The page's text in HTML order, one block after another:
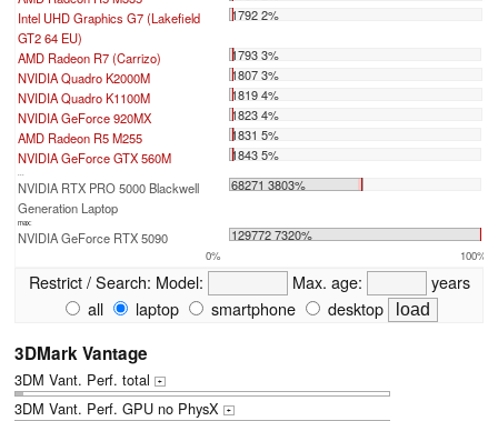
Intel UHD Graphics G7 (Lakefield
GT2 64 EU)
1792 2%
AMD Radeon R7 (Carrizo)
1793 3%
NVIDIA Quadro K2000M
1807 3%
NVIDIA Quadro K1100M
1819 4%
NVIDIA GeForce 920MX
1823 4%
AMD Radeon R5 M255
1831 5%
NVIDIA GeForce GTX 560M
1843 5%
...
NVIDIA RTX PRO 5000 Blackwell
Generation Laptop
68271 3803%
max:
NVIDIA GeForce RTX 5090 129772 7320%
0% 100%
Restrict / Search: Model: Max. age:
years
all
laptop smartphone desktop
3DMark Vantage
3DM Vant. Perf. total +
3DM Vant. Perf. GPU no PhysX +